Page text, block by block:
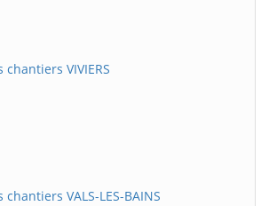
VIVIERS
VALS-LES-BAINS